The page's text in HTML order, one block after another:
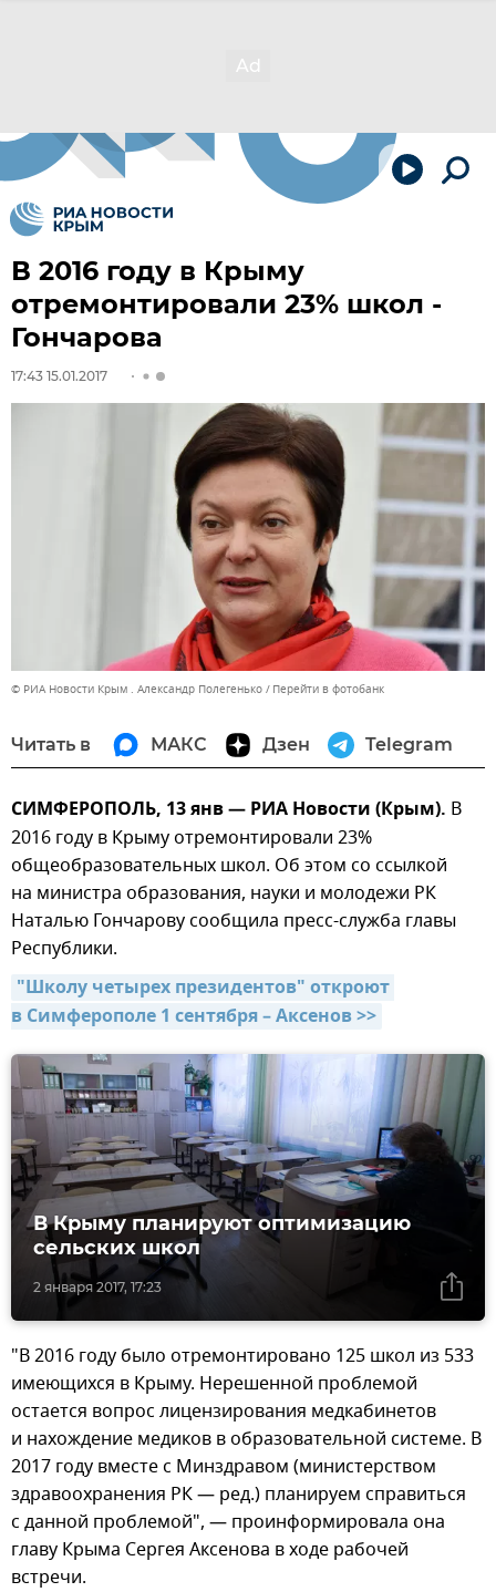
В 2016 году в Крыму
отремонтировали 23% школ -
Гончарова
17:43 15.01.2017
© РИА Новости Крым . Александр Полегенько Перейти в фотобанк
Читать в МАКС Дзен Telegram
СИМФЕРОПОЛЬ, 13 янв — РИА Новости (Крым). В
2016 году в Крыму отремонтировали 23%
общеобразовательных школ. Об этом со ссылкой
на министра образования, науки и молодежи РК
Наталью Гончарову сообщила пресс-служба главы
Республики.
"Школу четырех президентов" откроют
в Симферополе 1 сентября – Аксенов >>
2 января 2017, 17:23
В Крыму планируют оптимизацию
сельских школ
"В 2016 году было отремонтировано 125 школ из 533
имеющихся в Крыму. Нерешенной проблемой
остается вопрос лицензирования медкабинетов
и нахождение медиков в образовательной системе. В
2017 году вместе с Минздравом (министерством
здравоохранения РК — ред.) планируем справиться
с данной проблемой", — проинформировала она
главу Крыма Сергея Аксенова в ходе рабочей
встречи.